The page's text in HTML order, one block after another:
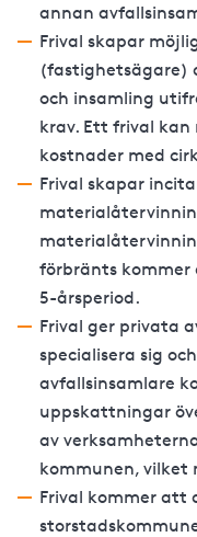
annan
Frival skapar
(fastighetsägare)
och insamling
krav. Ett frival
kostnader med
Frival skapar
förbränts kommer
5-årsperiod.
Frival ger privata
specialisera sig
avfallsinsamlare
uppskattningar
av
kommunen, vilket
Frival kommer att